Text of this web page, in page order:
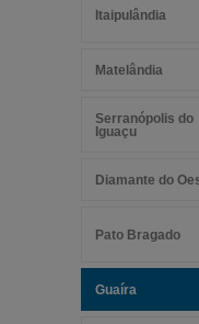
Itaipulândia
Matelândia
Serranópolis do
Iguaçu
Diamante do
Pato Bragado
Guaíra